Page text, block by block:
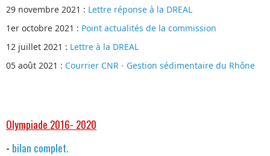
29 novembre 2021 : Lettre réponse à la DREAL
1er octobre 2021 : Point actualités de la commission
12 juillet 2021 : Lettre à la DREAL
05 août 2021 : Courrier CNR - Gestion sédimentaire du Rhône
Olympiade 2016- 2020
- bilan complet.